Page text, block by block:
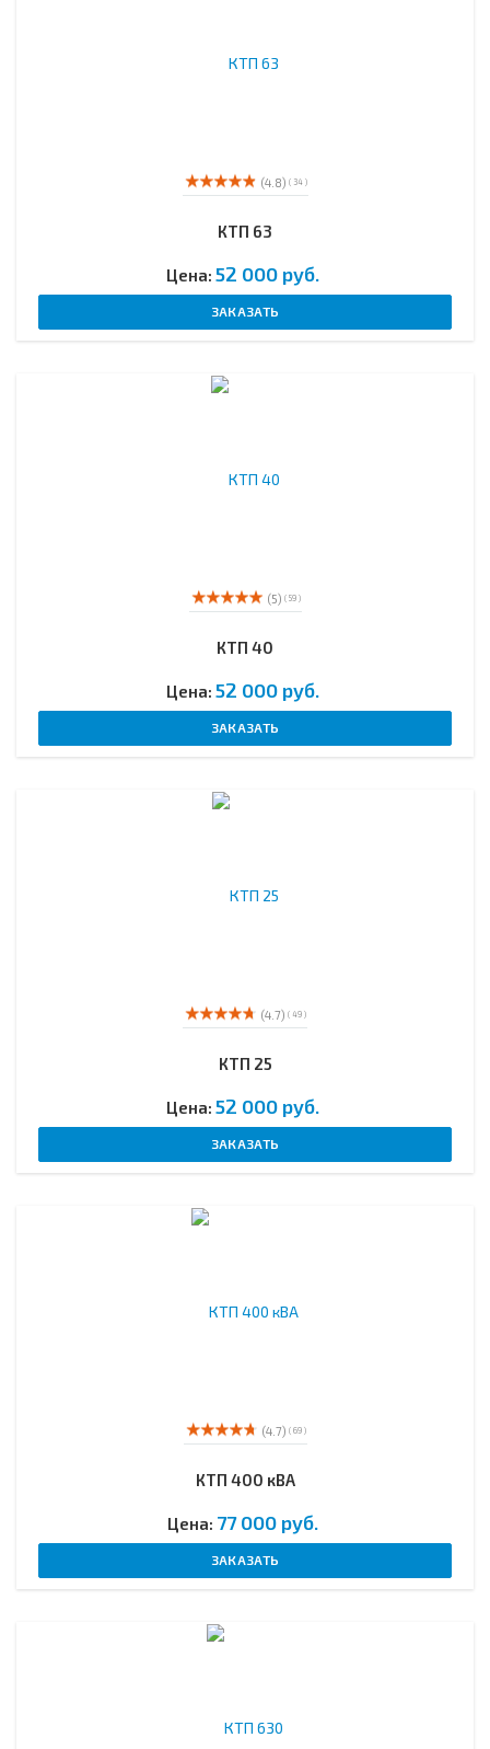
(4.8) ( 34 )
КТП 63
Цена: 52 000 руб.
ЗАКАЗАТЬ
(5) ( 59 )
КТП 40
Цена: 52 000 руб.
ЗАКАЗАТЬ
(4.7) ( 49 )
КТП 25
Цена: 52 000 руб.
ЗАКАЗАТЬ
(4.7) ( 69 )
КТП 400 кВА
Цена: 77 000 руб.
ЗАКАЗАТЬ